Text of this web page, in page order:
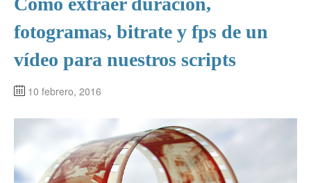
fotogramas, bitrate y fps de un
vídeo para nuestros scripts
10 febrero, 2016